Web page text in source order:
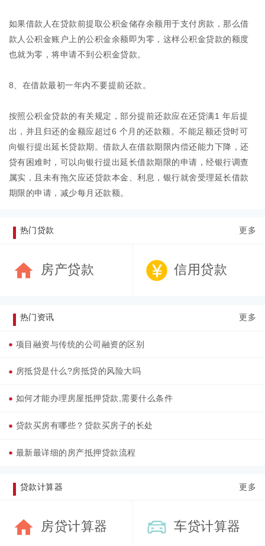
如果借款人在贷款前提取公积金储存余额用于支付房款，那么借
款人公积金账户上的公积金余额即为零，这样公积金贷款的额度
也就为零，将申请不到公积金贷款。
8、在借款最初一年内不要提前还款。
按照公积金贷款的有关规定，部分提前还款应在还贷满1 年后提
出，并且归还的金额应超过6 个月的还款额。不能足额还贷时可
向银行提出延长贷款期。借款人在借款期限内偿还能力下降，还
贷有困难时，可以向银行提出延长借款期限的申请，经银行调查
属实，且未有拖欠应还贷款本金、利息，银行就舍受理延长借款
期限的申请，减少每月还款额。
热门贷款 更多
房产贷款 信用贷款
热门资讯 更多
项目融资与传统的公司融资的区别
房抵贷是什么?房抵贷的风险大吗
如何才能办理房屋抵押贷款,需要什么条件
贷款买房有哪些？贷款买房子的长处
最新最详细的房产抵押贷款流程
贷款计算器 更多
房贷计算器 车贷计算器